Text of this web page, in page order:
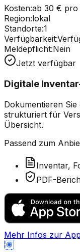
Kosten:ab 30 € pro
Region:lokal
Standorte:1
Verfügbarkeit:
Meldepflicht:Nein
Jetzt verfügbar
Digitale
Dokumentieren
strukturiert für
Übersicht.
Passend zum
Inventar,
PDF-
Mehr Infos zur App